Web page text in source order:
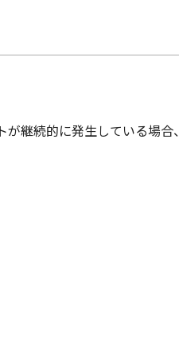
継続的に発生している場合、